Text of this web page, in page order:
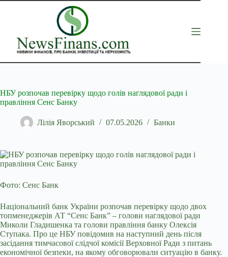
Перейти
НБУ розпочав перевірку щодо голів наглядової ради і
правління Сенс Банку
Лілія Яворський 07.05.2026 Банки
Фото: Сенс Банк
Національний банк України розпочав перевірку щодо двох
топменеджерів АТ “Сенс Банк” – голови наглядової ради
Миколи Гладишенка та голови правління банку Олексія
Ступака. Про це НБУ повідомив на наступний день після
засідання тимчасової слідчої комісії Верховної Ради з питань
економічної безпеки, на якому обговорювали ситуацію в банку.